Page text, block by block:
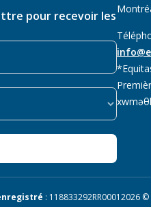
pour recevoir les
: 118833292RR00012026 ©